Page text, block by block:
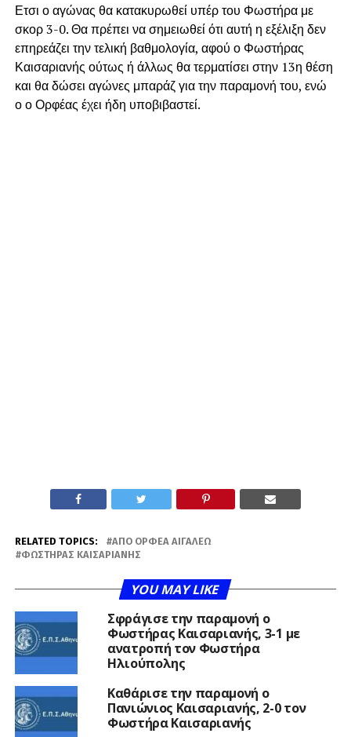
Ετσι ο αγώνας θα κατακυρωθεί υπέρ του Φωστήρα με
σκορ 3-0. Θα πρέπει να σημειωθεί ότι αυτή η εξέλιξη δεν
επηρεάζει την τελική βαθμολογία, αφού ο Φωστήρας
Καισαριανής ούτως ή άλλως θα τερματίσει στην 13η θέση
και θα δώσει αγώνες μπαράζ για την παραμονή του, ενώ
ο ο Ορφέας έχει ήδη υποβιβαστεί.
RELATED TOPICS:
ΑΠΟ ΟΡΦΈΑ ΑΙΓΆΛΕΩ
ΦΩΣΤΉΡΑΣ ΚΑΙΣΑΡΙΑΝΉΣ
YOU MAY LIKE
Σφράγισε την παραμονή ο
Φωστήρας Καισαριανής, 3-1 με
ανατροπή τον Φωστήρα
Ηλιούπολης
Καθάρισε την παραμονή ο
Πανιώνιος Καισαριανής, 2-0 τον
Φωστήρα Καισαριανής